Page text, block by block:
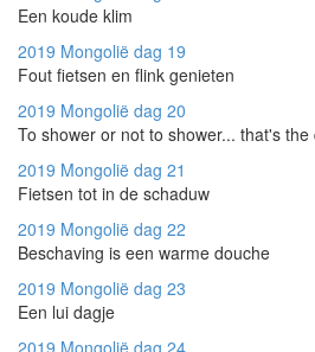
Een koude klim
2019 Mongolië dag 19
Fout fietsen en flink genieten
2019 Mongolië dag 20
To shower or not to shower... that's the
2019 Mongolië dag 21
Fietsen tot in de schaduw
2019 Mongolië dag 22
Beschaving is een warme douche
2019 Mongolië dag 23
Een lui dagje
2019 Mongolië dag 24